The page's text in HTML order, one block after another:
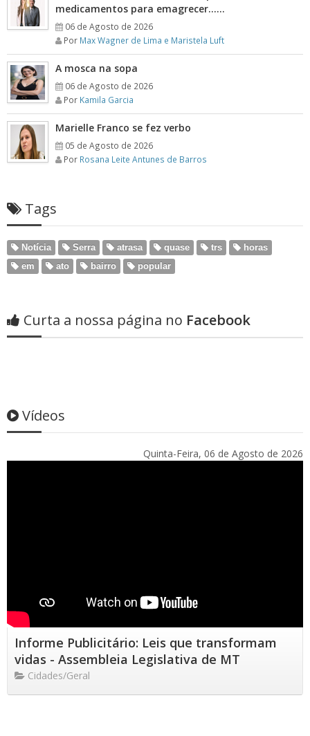
medicamentos para emagrecer……
06 de Agosto de 2026
Por Max Wagner de Lima e Maristela Luft
A mosca na sopa
06 de Agosto de 2026
Por Kamila Garcia
Marielle Franco se fez verbo
05 de Agosto de 2026
Por Rosana Leite Antunes de Barros
Tags
Notícia Serra atrasa quase trs
horas
em
ato bairro popular
Curta a nossa página no Facebook
Vídeos
Quinta-Feira, 06 de Agosto de 2026
Informe Publicitário: Leis que transformam
vidas - Assembleia Legislativa de MT
Cidades/Geral